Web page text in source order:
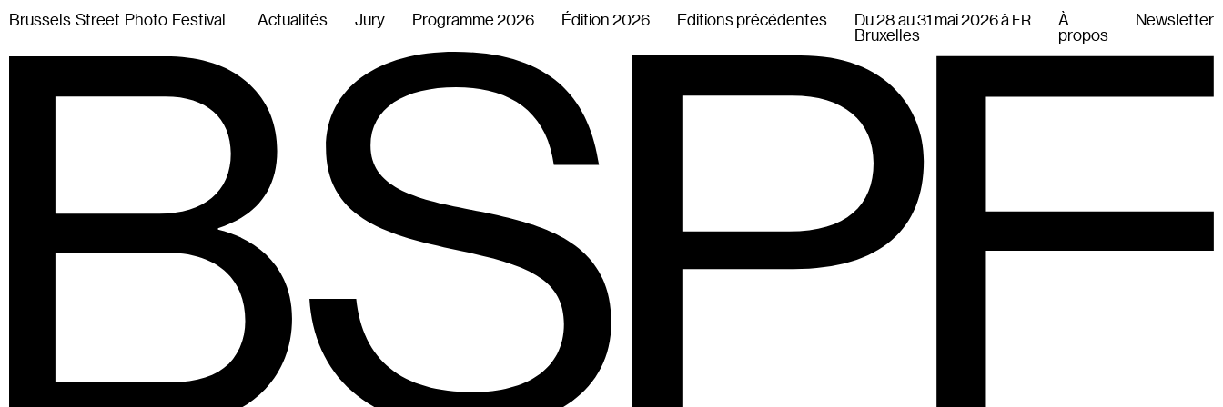
Brussels Street Photo Festival Actualités Jury Programme 2026 Édition 2026 Editions précédentes Du 28 au 31 mai 2026 à
Bruxelles
FR À
propos
Newsletter